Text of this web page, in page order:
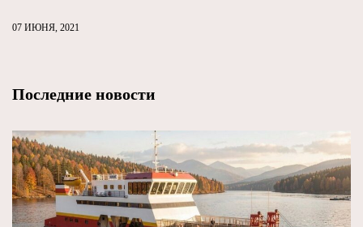
07 ИЮНЯ, 2021
Последние новости